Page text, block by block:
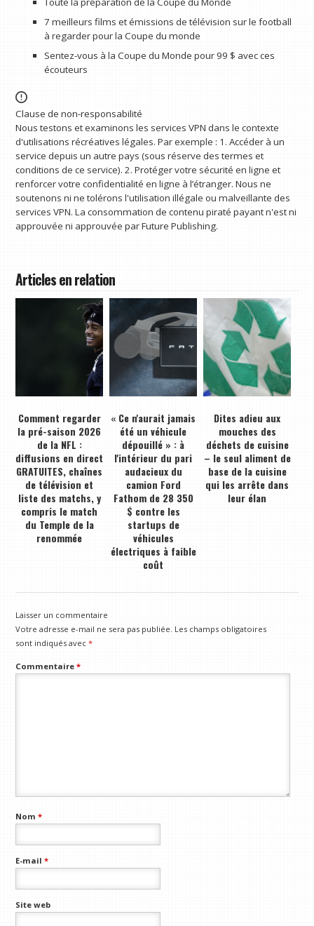
7 meilleurs films et émissions de télévision sur le football
à regarder pour la Coupe du monde
Sentez-vous à la Coupe du Monde pour 99 $ avec ces
écouteurs
Clause de non-responsabilité
Nous testons et examinons les services VPN dans le contexte
d'utilisations récréatives légales. Par exemple : 1. Accéder à un
service depuis un autre pays (sous réserve des termes et
conditions de ce service). 2. Protéger votre sécurité en ligne et
renforcer votre confidentialité en ligne à l’étranger. Nous ne
soutenons ni ne tolérons l'utilisation illégale ou malveillante des
services VPN. La consommation de contenu piraté payant n'est ni
approuvée ni approuvée par Future Publishing.
Articles en relation
Comment regarder
la pré-saison 2026
de la NFL :
diffusions en direct
GRATUITES, chaînes
de télévision et
liste des matchs, y
compris le match
du Temple de la
renommée
« Ce n'aurait jamais
été un véhicule
dépouillé » : à
l'intérieur du pari
audacieux du
camion Ford
Fathom de 28 350
$ contre les
startups de
véhicules
électriques à faible
coût
Dites adieu aux
mouches des
déchets de cuisine
– le seul aliment de
base de la cuisine
qui les arrête dans
leur élan
Laisser un commentaire
Votre adresse e-mail ne sera pas publiée. Les champs obligatoires
sont indiqués avec*
Commentaire*
Nom*
E-mail*
Site web